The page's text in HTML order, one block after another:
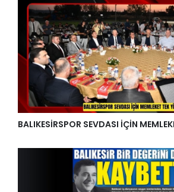
BALIKESİRSPOR SEVDASI İÇİN